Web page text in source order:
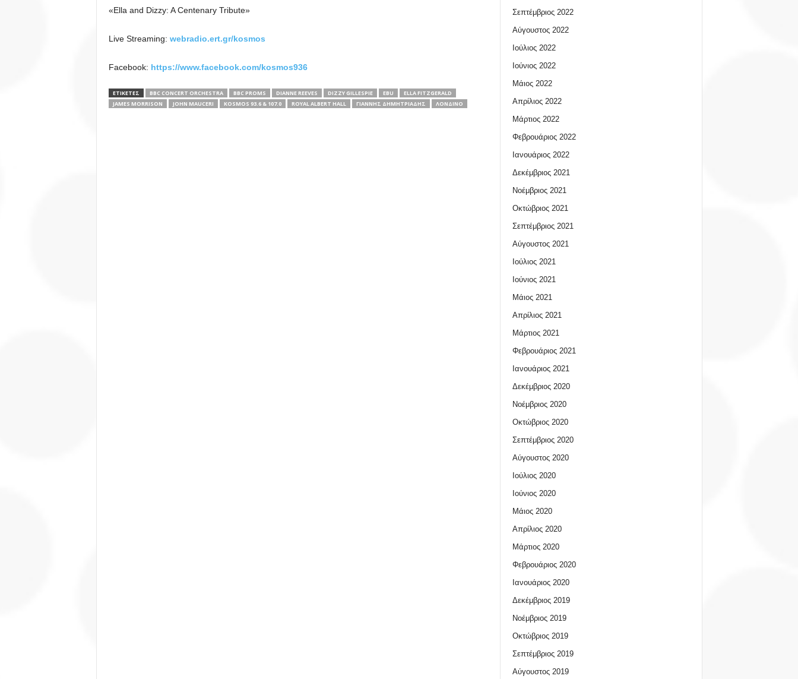
«Ella and Dizzy: A Centenary Tribute»
Live Streaming: webradio.ert.gr/kosmos
Facebook: https://www.facebook.com/kosmos936
ΕΤΙΚΕΤΕΣ BBC CONCERT ORCHESTRA BBC PROMS DIANNE REEVES DIZZY GILLESPIE EBU
ELLA FITZGERALD
JAMES MORRISON
JOHN MAUCERI KOSMOS 93.6 & 107.0 ROYAL ALBERT HALL ΓΙΆΝΝΗΣ ΔΗΜΗΤΡΙΆΔΗΣ ΛΟΝΔΊΝΟ
Σεπτέμβριος 2022
Αύγουστος 2022
Ιούλιος 2022
Ιούνιος 2022
Μάιος 2022
Απρίλιος 2022
Μάρτιος 2022
Φεβρουάριος 2022
Ιανουάριος 2022
Δεκέμβριος 2021
Νοέμβριος 2021
Οκτώβριος 2021
Σεπτέμβριος 2021
Αύγουστος 2021
Ιούλιος 2021
Ιούνιος 2021
Μάιος 2021
Απρίλιος 2021
Μάρτιος 2021
Φεβρουάριος 2021
Ιανουάριος 2021
Δεκέμβριος 2020
Νοέμβριος 2020
Οκτώβριος 2020
Σεπτέμβριος 2020
Αύγουστος 2020
Ιούλιος 2020
Ιούνιος 2020
Μάιος 2020
Απρίλιος 2020
Μάρτιος 2020
Φεβρουάριος 2020
Ιανουάριος 2020
Δεκέμβριος 2019
Νοέμβριος 2019
Οκτώβριος 2019
Σεπτέμβριος 2019
Αύγουστος 2019